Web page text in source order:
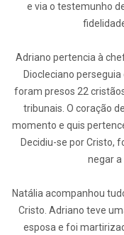
e via o testemunho
Adriano pertencia à
Diocleciano
foram presos 22
tribunais. O coração
momento e quis
Decidiu-se por Cristo,
negar a
Natália acompanhou
Cristo. Adriano teve
esposa e foi